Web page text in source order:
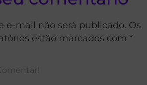
e-mail não será publicado. Os
estão marcados com *